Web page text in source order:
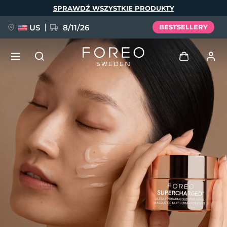
SPRAWDŹ WSZYSTKIE PRODUKTY
US 8/11/26 BESTSELLERY
Zaloguj
Profil użytkownika
Moje urządzenia
Moje zamówienia
Moje adresy
Moje subskrypcje
NOWOŚĆ
FAQ™ Pure Beauty-Tech Elixir
BREAKING NEWS
issa™ Teeth Whitening Set
Język
English Deutsch
Español
Français
Italiano
Português
Polski
Svenska
Русский
Türkçe
简体中文 繁體中文